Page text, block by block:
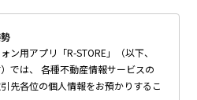
ン用アプリ「R-STORE」（以下、
では、 各種不動産情報サービスの
先各位の個人情報をお預かりするこ